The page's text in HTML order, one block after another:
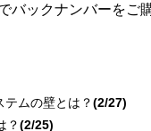
バックナンバーをご
ムの壁とは？(2/27)
？(2/25)